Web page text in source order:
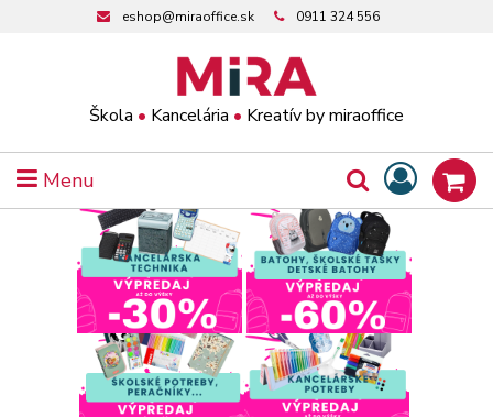
Škola • Kancelária • Kreatív by miraoffice
eshop@miraoffice.sk 0911 324 556
Menu